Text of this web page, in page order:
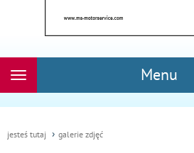
Menu
Rozwiń
jesteś tutaj galerie zdjęć